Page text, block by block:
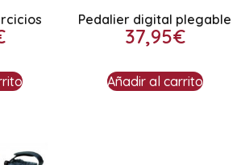
Pedalier digital plegable
37,95€
Añadir al carrito